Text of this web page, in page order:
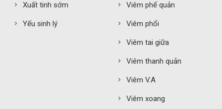
Xuất tinh sớm
Yếu sinh lý
Viêm phế quản
Viêm phổi
Viêm tai giữa
Viêm thanh quản
Viêm V.A
Viêm xoang